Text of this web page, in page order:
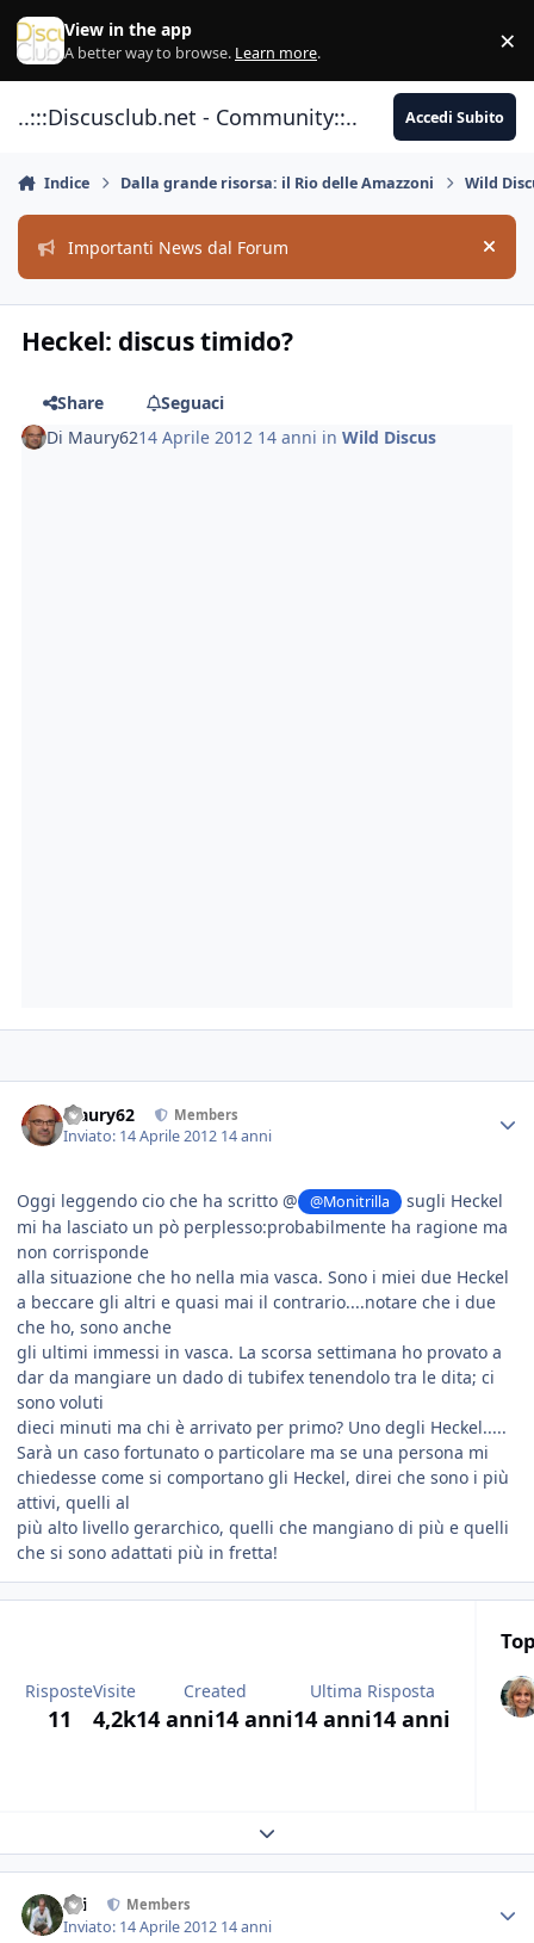
Vai al contenuto
View in the app
A better way to browse. Learn more. ×
..:::Discusclub.net - Community::.. Accedi Subito
Indice Dalla grande risorsa: il Rio delle Amazzoni Wild
Importanti News dal Forum Hide
Heckel: discus timido?
Share
Seguaci
Di Maury6214 Aprile 2012 14 anni inWild Discus
Maury62 Members
Inviato: 14 Aprile 2012 14 anni
Oggi leggendo cio che ha scritto @ @Monitrilla
sugli Heckel
mi ha lasciato un pò perplesso:probabilmente ha ragione ma
non corrisponde
alla situazione che ho nella mia vasca. Sono i miei due Heckel
a beccare gli altri e quasi mai il contrario....notare che i due
che ho, sono anche
gli ultimi immessi in vasca. La scorsa settimana ho provato a
dar da mangiare un dado di tubifex tenendolo tra le dita; ci
sono voluti
dieci minuti ma chi è arrivato per primo? Uno degli Heckel.....
Sarà un caso fortunato o particolare ma se una persona mi
chiedesse come si comportano gli Heckel, direi che sono i più
attivi, quelli al
più alto livello gerarchico, quelli che mangiano di più e quelli
che si sono adattati più in fretta!
Risposte
11
Visite
4,2k
Created
14 anni14 anni
Ultima Risposta
14 anni14 anni
Expand topic overview
titi Members
Inviato: 14 Aprile 2012 14 anni